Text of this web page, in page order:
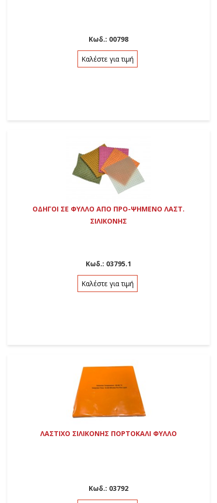
Κωδ.: 00798
Καλέστε για τιμή
ΟΔΗΓΟΙ ΣΕ ΦΥΛΛΟ ΑΠΟ ΠΡΟ-ΨΗΜΕΝΟ ΛΑΣΤ.
ΣΙΛΙΚΟΝΗΣ
Κωδ.: 03795.1
Καλέστε για τιμή
ΛΑΣΤΙΧΟ ΣΙΛΙΚΟΝΗΣ ΠΟΡΤΟΚΑΛΙ ΦΥΛΛΟ
Κωδ.: 03792